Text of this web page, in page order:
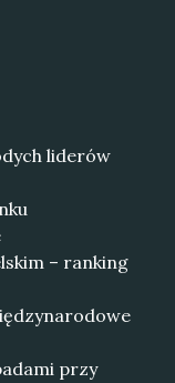
liderów
– ranking
przy